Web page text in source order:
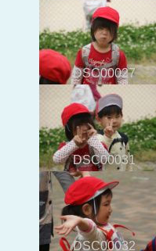
DSC00027
DSC00031
DSC00032